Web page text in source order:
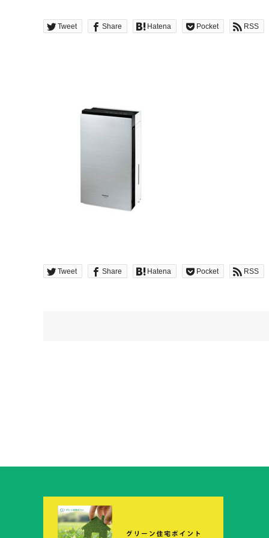
Tweet Share Hatena Pocket RSS
Tweet Share Hatena Pocket RSS